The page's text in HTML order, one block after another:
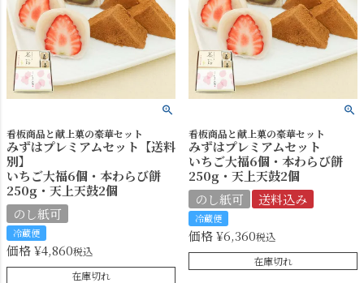
看板商品と献上菓の豪華セット
みずはプレミアムセット【送料
別】
いちご大福6個・本わらび餅
250g・天上天鼓2個
のし紙可
冷蔵便
価格¥4,860税込
在庫切れ
看板商品と献上菓の豪華セット
みずはプレミアムセット
いちご大福6個・本わらび餅
250g・天上天鼓2個
のし紙可
送料込み
冷蔵便
価格¥6,360税込
在庫切れ